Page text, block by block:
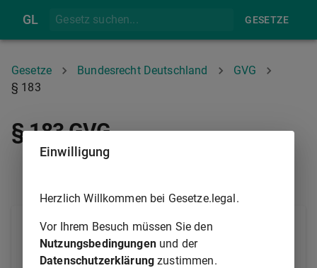
GL GESETZE
Gesetze Bundesrecht Deutschland
GVG
§ 183
§ 183 GVG
Wird eine Straftat in der Sitzung begangen, so hat
das Gericht den Tatbestand festzustellen und der
zuständigen Behörde das darüber aufgenommene
Einwilligung
Herzlich Willkommen bei Gesetze.legal.
Vor Ihrem Besuch müssen Sie den
Nutzungsbedingungenund der
Datenschutzerklärung zustimmen.